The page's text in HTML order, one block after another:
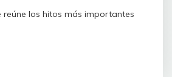
reúne los hitos más importantes